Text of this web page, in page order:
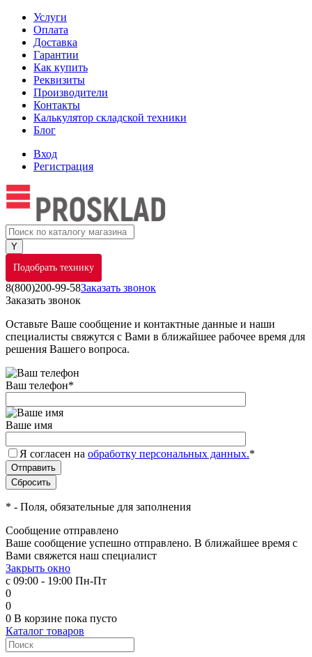
Услуги
Оплата
Доставка
Гарантии
Как купить
Реквизиты
Производители
Контакты
Калькулятор складской техники
Блог
Вход
Регистрация
Подобрать технику
8(800)200-99-58Заказать звонок
Заказать звонок
Оставьте Ваше сообщение и контактные данные и наши
специалисты свяжутся с Вами в ближайшее рабочее время для
решения Вашего вопроса.
Ваш телефон*
Ваше имя
Я согласен на обработку персональных данных.*
* - Поля, обязательные для заполнения
Сообщение отправлено
Ваше сообщение успешно отправлено. В ближайшее время с
Вами свяжется наш специалист
Закрыть окно
с 09:00 - 19:00 Пн-Пт
0
0
0 В корзине пока пусто
Каталог товаров